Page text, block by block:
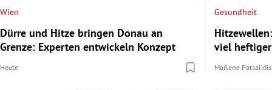
Wien
Dürre und Hitze bringen Donau an
Grenze: Experten entwickeln Konzept
Heute
Gesundheit
viel
Marlene Patsalidis